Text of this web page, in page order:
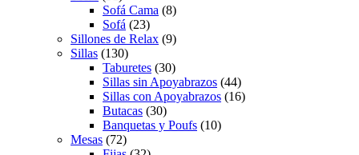
Sofá Cama (8)
Sofá (23)
Sillones de Relax (9)
Sillas (130)
Taburetes (30)
Sillas sin Apoyabrazos (44)
Sillas con Apoyabrazos (16)
Butacas (30)
Banquetas y Poufs (10)
Mesas (72)